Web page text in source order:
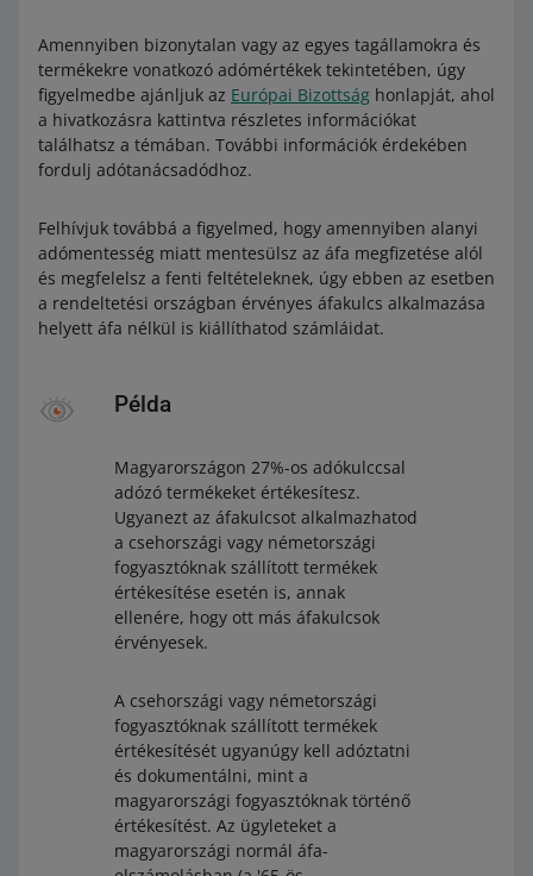
Amennyiben bizonytalan vagy az egyes tagállamokra és
termékekre vonatkozó adómértékek tekintetében, úgy
figyelmedbe ajánljuk az Európai Bizottság honlapját, ahol
a hivatkozásra kattintva részletes információkat
találhatsz a témában. További információk érdekében
fordulj adótanácsadódhoz.
Felhívjuk továbbá a figyelmed, hogy amennyiben alanyi
adómentesség miatt mentesülsz az áfa megfizetése alól
és megfelelsz a fenti feltételeknek, úgy ebben az esetben
a rendeltetési országban érvényes áfakulcs alkalmazása
helyett áfa nélkül is kiállíthatod számláidat.
Példa
Magyarországon 27%-os adókulccsal
adózó termékeket értékesítesz.
Ugyanezt az áfakulcsot alkalmazhatod
a csehországi vagy németországi
fogyasztóknak szállított termékek
értékesítése esetén is, annak
ellenére, hogy ott más áfakulcsok
érvényesek.
A csehországi vagy németországi
fogyasztóknak szállított termékek
értékesítését ugyanúgy kell adóztatni
és dokumentálni, mint a
magyarországi fogyasztóknak történő
értékesítést. Az ügyleteket a
magyarországi normál áfa-